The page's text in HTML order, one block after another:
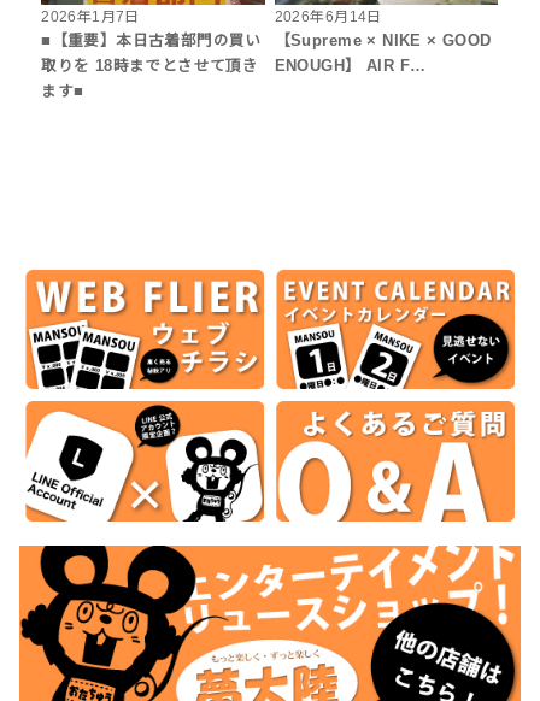
2026年1月7日
■【重要】本日古着部門の買い
取りを 18時までとさせて頂き
ます■
2026年6月14日
【Supreme × NIKE × GOOD
ENOUGH】 AIR F…